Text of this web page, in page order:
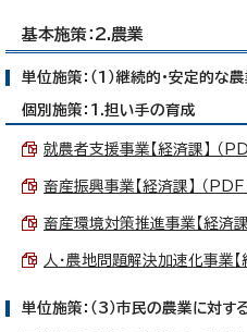
基本施策：2.農業
単位施策：（1）継続的・安定的な
個別施策：1.担い手の育成
就農者支援事業【経済課】 （
畜産振興事業【経済課】 （
畜産環境対策推進事業【経済
人・農地問題解決加速化事業
単位施策：（3）市民の農業に対す